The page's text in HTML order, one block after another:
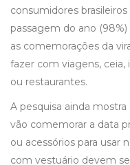
consumidores
passagem do ano
as comemorações da
fazer com viagens, ceia,
ou restaurantes.
A pesquisa ainda
vão comemorar a data
ou acessórios para usar
com vestuário devem